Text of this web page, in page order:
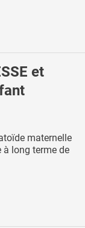
et
maternelle
à long terme de